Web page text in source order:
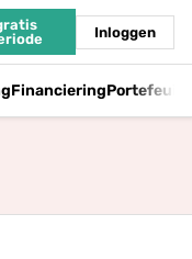
Inloggen
Financiering